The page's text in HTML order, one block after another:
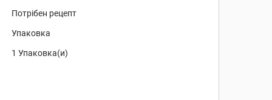
Потрібен рецепт
Упаковка
1 Упаковка(и)